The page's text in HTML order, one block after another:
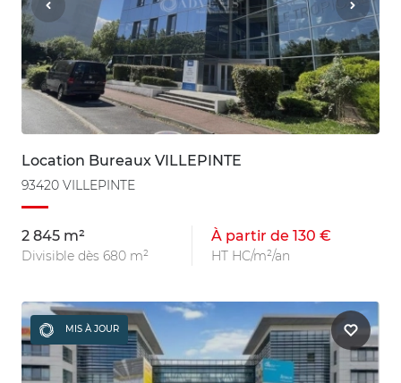
Location Bureaux VILLEPINTE
93420 VILLEPINTE
2 845 m²
Divisible dès 680 m²
À partir de 130 €
HT HC/m²/an
MIS À JOUR